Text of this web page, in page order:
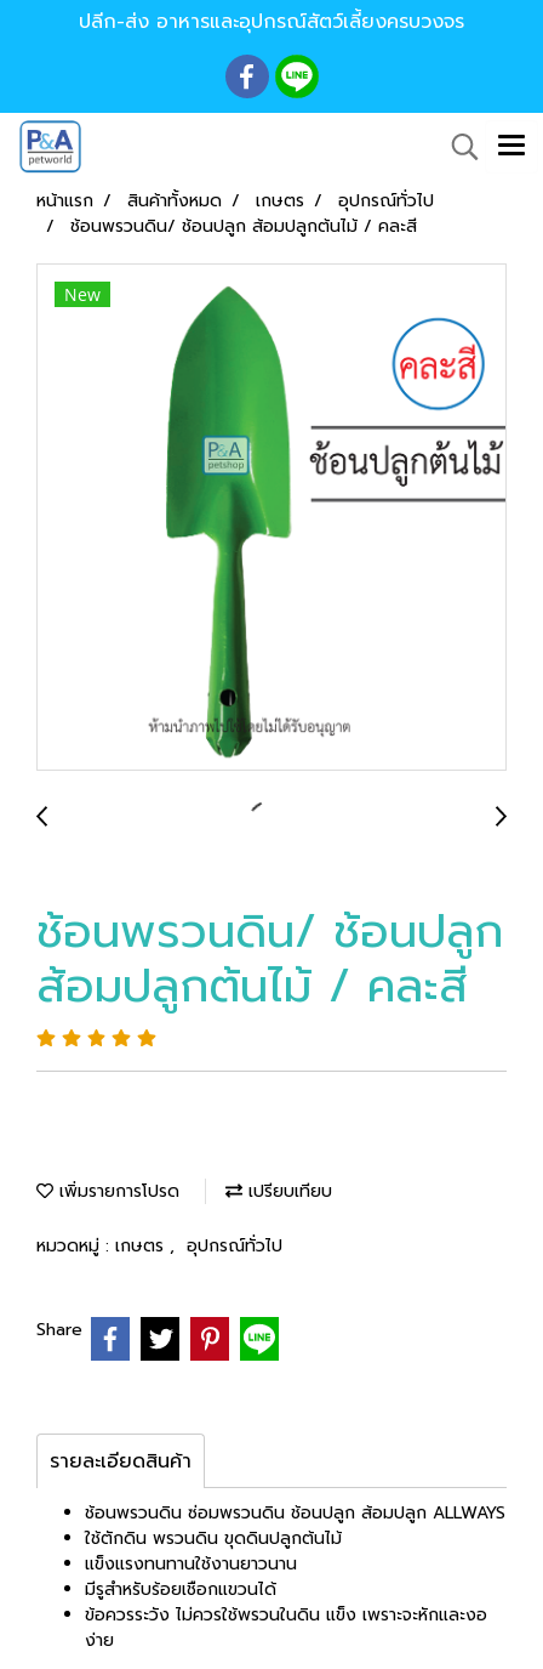
ปลีก-ส่ง อาหารและอุปกรณ์สัตว์เลี้ยงครบวงจร
หน้าแรก สินค้าทั้งหมด เกษตร
อุปกรณ์ทั่วไป
ช้อนพรวนดิน/ ช้อนปลูก ส้อมปลูกต้นไม้ / คละสี
New
ช้อนพรวนดิน/ ช้อนปลูก
ส้อมปลูกต้นไม้ / คละสี
เพิ่มรายการโปรด เปรียบเทียบ
หมวดหมู่ : เกษตร , อุปกรณ์ทั่วไป
Share
รายละเอียดสินค้า
ช้อนพรวนดิน ซ่อมพรวนดิน ช้อนปลูก ส้อมปลูก ALLWAYS
ใช้ตักดิน พรวนดิน ขุดดินปลูกต้นไม้
แข็งแรงทนทานใช้งานยาวนาน
มีรูสำหรับร้อยเชือกแขวนได้
ข้อควรระวัง ไม่ควรใช้พรวนในดิน แข็ง เพราะจะหักและงอ
ง่าย